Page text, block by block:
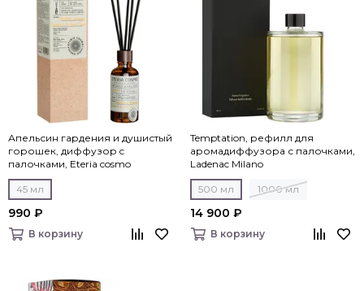
Апельсин гардения и душистый
горошек, диффузор c
палочками, Eteria cosmo
45 мл
990 ₽
В корзину
Temptation, рефилл для
аромадиффузора с палочками,
Ladenac Milano
500 мл 1000 мл
14 900 ₽
В корзину